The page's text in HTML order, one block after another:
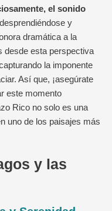
el sonido
desprendiéndose y
dramática a la
desde esta perspectiva
la imponente
Así que, ¡asegúrate
este momento
Rico no solo es una
uno de los paisajes más
y las